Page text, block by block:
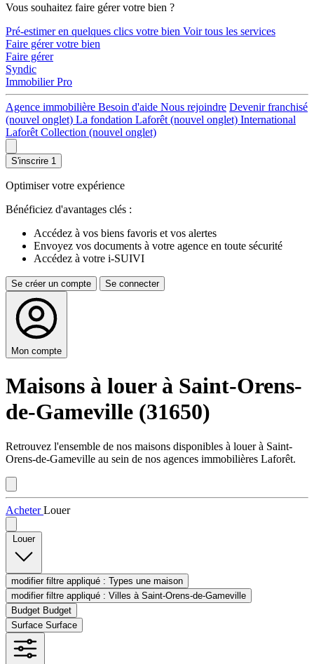
Vous souhaitez faire gérer votre bien ?
Pré-estimer en quelques clics votre bien Voir tous les services
Faire gérer votre bien
Faire gérer
Syndic
Immobilier Pro
Agence immobilière Besoin d'aide Nous rejoindre Devenir franchisé
(nouvel onglet) La fondation Laforêt (nouvel onglet) International
Laforêt Collection (nouvel onglet)
S'inscrire 1
Optimiser votre expérience
Bénéficiez d'avantages clés :
Accédez à vos biens favoris et vos alertes
Envoyez vos documents à votre agence en toute sécurité
Accédez à votre i-SUIVI
Se créer un compte Se connecter
Mon compte
Maisons à louer à Saint-Orens-
de-Gameville (31650)
Retrouvez l'ensemble de nos maisons disponibles à louer à Saint-
Orens-de-Gameville au sein de nos agences immobilières Laforêt.
AcheterLouer
Louer
modifier filtre appliqué : Types une maison
modifier filtre appliqué : Villes à Saint-Orens-de-Gameville
Budget Budget
Surface Surface